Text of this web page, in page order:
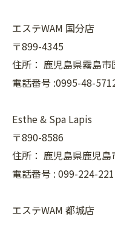
エステWAM 国分店
〒899-4345
住所： 鹿児島県霧島市
電話番号 :0995-48-
Esthe & Spa Lapis
〒890-8586
住所： 鹿児島県鹿児
電話番号 : 099-224-
エステWAM 都城店